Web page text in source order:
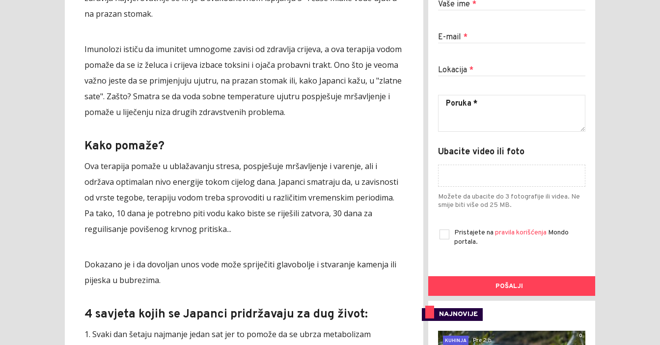
na prazan stomak.
Imunolozi ističu da imunitet umnogome zavisi od zdravlja crijeva, a ova terapija vodom
pomaže da se iz želuca i crijeva izbace toksini i ojača probavni trakt. Ono što je veoma
važno jeste da se primjenjuju ujutru, na prazan stomak ili, kako Japanci kažu, u "zlatne
sate". Zašto? Smatra se da voda sobne temperature ujutru pospješuje mršavljenje i
pomaže u liječenju niza drugih zdravstvenih problema.
Kako pomaže?
Ova terapija pomaže u ublažavanju stresa, pospješuje mršavljenje i varenje, ali i
održava optimalan nivo energije tokom cijelog dana. Japanci smatraju da, u zavisnosti
od vrste tegobe, terapiju vodom treba sprovoditi u različitim vremenskim periodima.
Pa tako, 10 dana je potrebno piti vodu kako biste se riješili zatvora, 30 dana za
reguilisanje povišenog krvnog pritiska...
Dokazano je i da dovoljan unos vode može spriječiti glavobolje i stvaranje kamenja ili
pijeska u bubrezima.
4 savjeta kojih se Japanci pridržavaju za dug život:
1. Svaki dan šetaju najmanje jedan sat jer to pomože da se ubrza metabolizam
Vaše ime *
E-mail *
Lokacija *
Ubacite video ili foto
Možete da ubacite do 3 fotografije ili videa. Ne
smije biti više od 25 MB.
Pristajete na pravila korišćenja Mondo
portala.
POŠALJI
NAJNOVIJE
0
KUHINJA
Pre 2 h